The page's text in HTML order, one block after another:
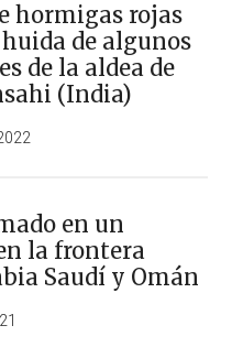
hormigas rojas
de algunos
de la aldea de
(India)
en un
la frontera
Saudí y Omán